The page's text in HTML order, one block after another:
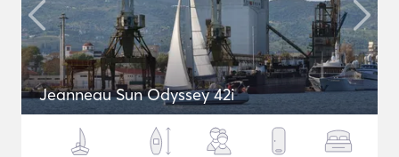
Jeanneau Sun Odyssey 42i